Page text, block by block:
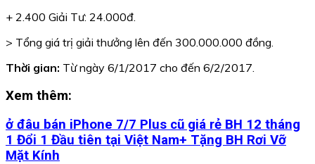
+ 2.400 Giải Tư: 24.000đ.
> Tổng giá trị giải thưởng lên đến 300.000.000 đồng.
Thời gian: Từ ngày 6/1/2017 cho đến 6/2/2017.
Xem thêm:
ở đâu bán iPhone 7/7 Plus cũ giá rẻ BH 12 tháng
1 Đổi 1 Đầu tiên tại Việt Nam+ Tặng BH Rơi Vỡ
Mặt Kính